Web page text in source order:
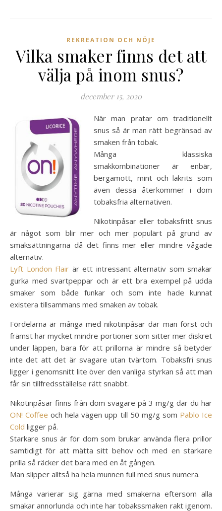
REKREATION OCH NÖJE
Vilka smaker finns det att
välja på inom snus?
december 15, 2020
När man pratar om traditionellt
snus så är man rätt begränsad av
smaken från tobak.
Många klassiska
smakkombinationer är enbär,
bergamott, mint och lakrits som
även dessa återkommer i dom
tobaksfria alternativen.
Nikotinpåsar eller tobaksfritt snus
är något som blir mer och mer populärt på grund av
smaksättningarna då det finns mer eller mindre vågade
alternativ.
Lyft London Flair är ett intressant alternativ som smakar
gurka med svartpeppar och är ett bra exempel på udda
smaker som både funkar och som inte hade kunnat
existera tillsammans med smaken av tobak.
Fördelarna är många med nikotinpåsar där man först och
främst har mycket mindre portioner som sitter mer diskret
under läppen, bara för att prillorna är mindre så betyder
inte det att det är svagare utan tvärtom. Tobaksfri snus
ligger i genomsnitt lite över den vanliga styrkan så att man
får sin tillfredsställelse rätt snabbt.
Nikotinpåsar finns från dom svagare på 3 mg/g där du har
ON! Coffee och hela vägen upp till 50 mg/g som Pablo Ice
Cold ligger på.
Starkare snus är för dom som brukar använda flera prillor
samtidigt för att mätta sitt behov och med en starkare
prilla så räcker det bara med en åt gången.
Man slipper alltså ha hela munnen full med snus numera.
Många varierar sig gärna med smakerna eftersom alla
smakar annorlunda och inte har tobakssmaken rakt igenom.